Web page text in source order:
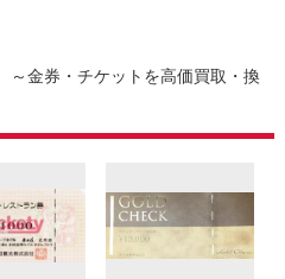
～金券・チケットを高価買取・換